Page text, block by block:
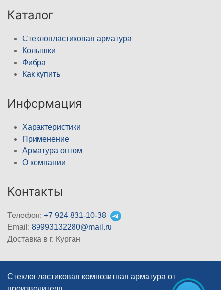
Каталог
Стеклопластиковая арматура
Колышки
Фибра
Как купить
Информация
Характеристики
Применение
Арматура оптом
О компании
Контакты
Телефон: +7 924 831-10-38
Email: 89993132280@mail.ru
Доставка в г. Курган
Стеклопластиковая композитная арматура от
производителя